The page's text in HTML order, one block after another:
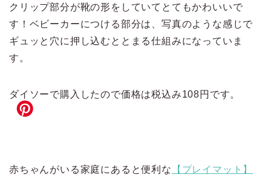
クリップ部分が靴の形をしていてとてもかわいいで
す！ベビーカーにつける部分は、写真のような感じで
ギュッと穴に押し込むととまる仕組みになっていま
す。
ダイソーで購入したので価格は税込み108円です。
赤ちゃんがいる家庭にあると便利な
【プレイマット】